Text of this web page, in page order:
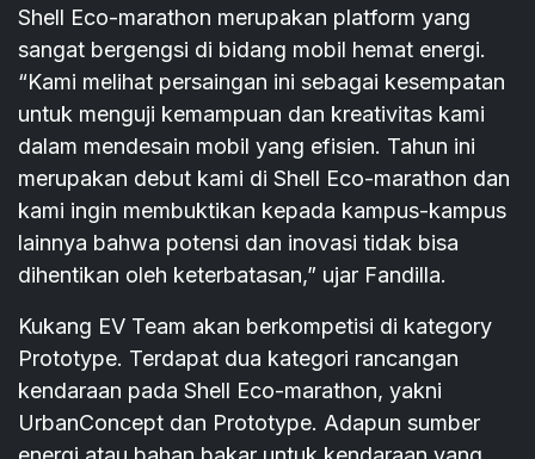
Shell Eco-marathon merupakan platform yang
sangat bergengsi di bidang mobil hemat energi.
“Kami melihat persaingan ini sebagai kesempatan
untuk menguji kemampuan dan kreativitas kami
dalam mendesain mobil yang efisien. Tahun ini
merupakan debut kami di Shell Eco-marathon dan
kami ingin membuktikan kepada kampus-kampus
lainnya bahwa potensi dan inovasi tidak bisa
dihentikan oleh keterbatasan,” ujar Fandilla.
Kukang EV Team akan berkompetisi di kategory
Prototype. Terdapat dua kategori rancangan
kendaraan pada Shell Eco-marathon, yakni
UrbanConcept dan Prototype. Adapun sumber